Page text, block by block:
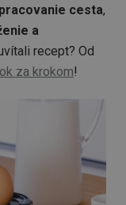
cesta,
a
recept? Od
za krokom!